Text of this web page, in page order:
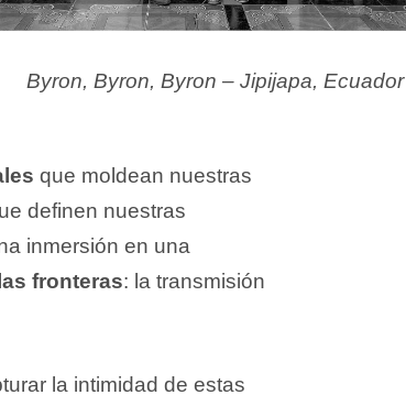
Byron, Byron, Byron – Jipijapa, Ecuador
que moldean nuestras
definen nuestras
inmersión en una
fronteras: la transmisión
la intimidad de estas